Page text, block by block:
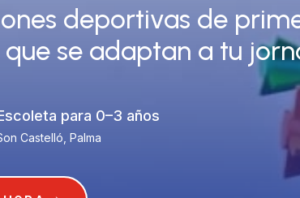
deportivas de
que se adaptan a tu
para 0–3 años
Castelló, Palma